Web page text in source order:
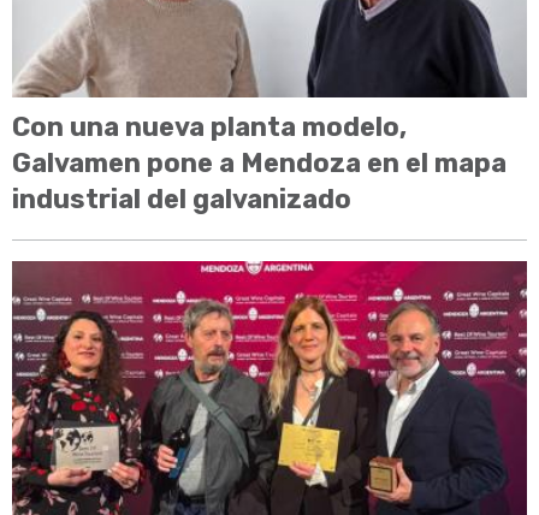
Con una nueva planta modelo,
Galvamen pone a Mendoza en el mapa
industrial del galvanizado